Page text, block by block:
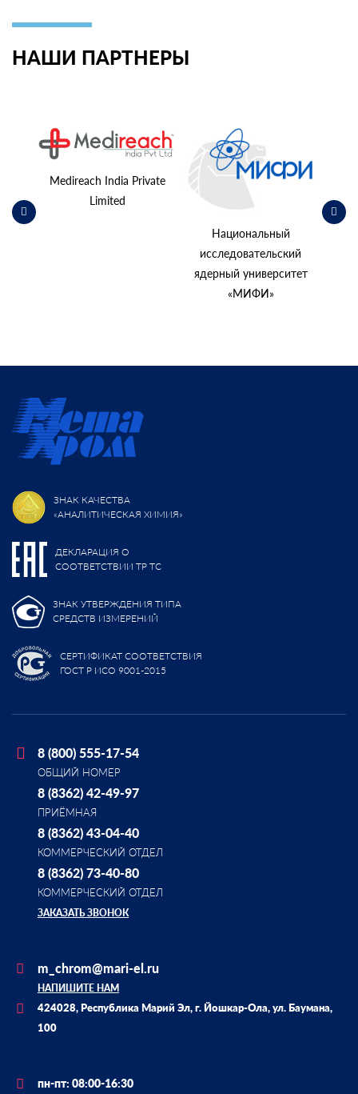
НАШИ ПАРТНЕРЫ
Medireach India Private
Limited
Национальный
исследовательский
ядерный университет
«МИФИ»
ЗНАК КАЧЕСТВА
«АНАЛИТИЧЕСКАЯ ХИМИЯ»
ДЕКЛАРАЦИЯ О
СООТВЕТСТВИИ ТР ТС
ЗНАК УТВЕРЖДЕНИЯ ТИПА
СРЕДСТВ ИЗМЕРЕНИЙ
СЕРТИФИКАТ СООТВЕТСТВИЯ
ГОСТ Р ИСО 9001-2015
8 (800) 555-17-54
ОБЩИЙ НОМЕР
8 (8362) 42-49-97
ПРИЁМНАЯ
8 (8362) 43-04-40
КОММЕРЧЕСКИЙ ОТДЕЛ
8 (8362) 73-40-80
КОММЕРЧЕСКИЙ ОТДЕЛ
ЗАКАЗАТЬ ЗВОНОК
m_chrom@mari-el.ru
НАПИШИТЕ НАМ
424028, Республика Марий Эл, г. Йошкар-Ола, ул. Баумана,
100
пн-пт: 08:00-16:30